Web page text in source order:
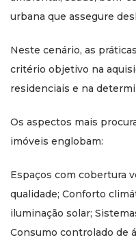
urbana que assegure
Neste cenário, as
critério objetivo na
residenciais e na
Os aspectos mais
imóveis englobam:
Espaços com cobertura
qualidade; Conforto
iluminação solar;
Consumo controlado de